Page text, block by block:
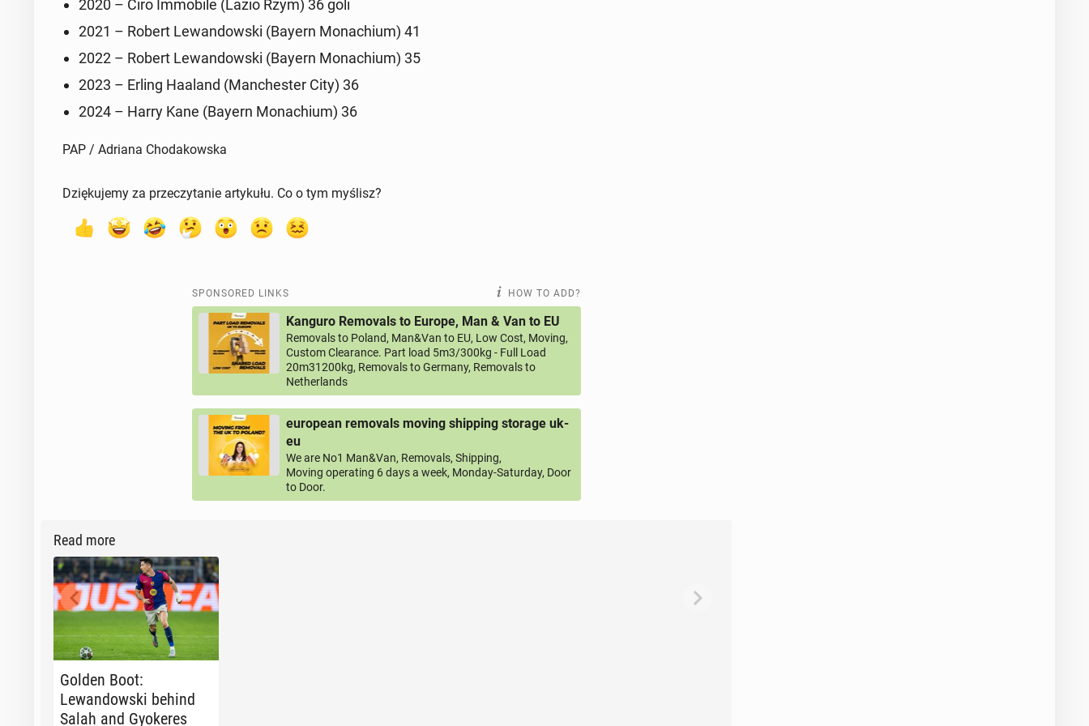
2020 – Ciro Im­mo­bile (Lazio Rzym) 36 goli
2021 – Robert Lewandows­ki (Bayern Monachi­um) 41
2022 – Robert Lewandows­ki (Bayern Monachi­um) 35
2023 – Erling Haaland (Man­ches­ter City) 36
2024 – Harry Kane (Bayern Monachi­um) 36
PAP / Adriana Chodakowska
Dziękujemy za przeczytanie artykułu. Co o tym myślisz?
SPONSORED LINKS HOW TO ADD?
Kanguro Removals to Europe, Man & Van to EU
Removals to Poland, Man&Van to EU, Low Cost, Moving,
Custom Clearance. Part load 5m3/300kg - Full Load
20m31200kg, Removals to Germany, Removals to
Netherlands
european removals moving shipping storage uk-
eu
We are No1 Man&Van, Removals, Shipping,
Moving operating 6 days a week, Monday-Saturday, Door
to Door.
Read more
Golden Boot:
Lewandows­ki behind
Salah and Gyok­eres